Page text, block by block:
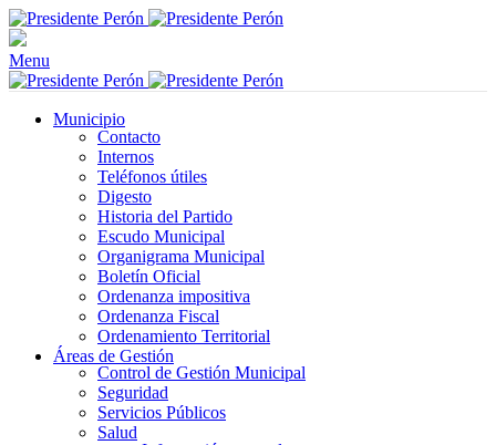
Menu
Municipio
Contacto
Internos
Teléfonos útiles
Digesto
Historia del Partido
Escudo Municipal
Organigrama Municipal
Boletín Oficial
Ordenanza impositiva
Ordenanza Fiscal
Ordenamiento Territorial
Áreas de Gestión
Control de Gestión Municipal
Seguridad
Servicios Públicos
Salud